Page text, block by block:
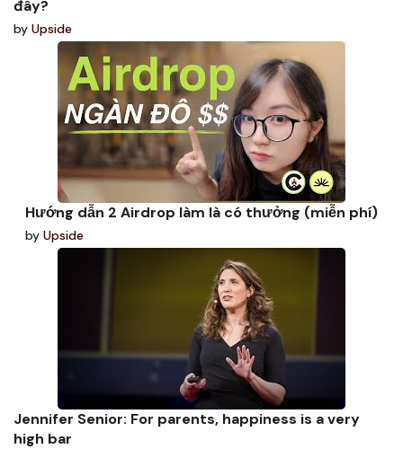
đây?
by Upside
Hướng dẫn 2 Airdrop làm là có thưởng (miễn phí)
by Upside
Jennifer Senior: For parents, happiness is a very
high bar